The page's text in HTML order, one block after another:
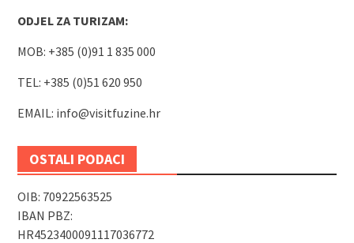
ODJEL ZA TURIZAM:
MOB: +385 (0)91 1 835 000
TEL: +385 (0)51 620 950
EMAIL: info@visitfuzine.hr
OSTALI PODACI
OIB: 70922563525
IBAN PBZ:
HR4523400091117036772